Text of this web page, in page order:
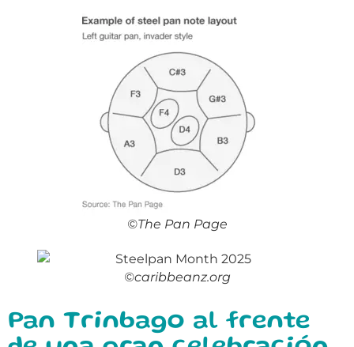
©The Pan Page
©caribbeanz.org
Pan Trinbago al frente